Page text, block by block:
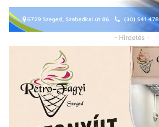
- Hirdetés -